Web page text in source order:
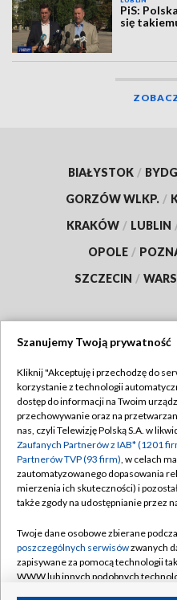
PiS:
się
BIAŁYSTOK /
GORZÓW WLKP. /
KRAKÓW / LUBLIN
OPOLE /
SZCZECIN /
Abonament TVP
Emisja w TVP
Centrum informacji TVP
Naziemna Telewizja
Rada Programowa
System NOS
Informacje o nadawcy
Polityka
Szanujemy Twoją prywatność
Kliknij "Akceptuję i przechodzę do
korzystanie z technologii
dostęp do informacji na Twoim
przechowywanie oraz na
nas, czyli Telewizję Polską S.A. w
Zaufanych Partnerów z IAB* (1201
Partnerów TVP (93 firm), w celach
zautomatyzowanego dopasowania
mierzenia ich skuteczności) i
także zgody na udostępnianie przez
Twoje dane osobowe zbierane
poszczególnych serwisówzwanych
zapisywane za pomocą technologii
WWW lub innych podobnych